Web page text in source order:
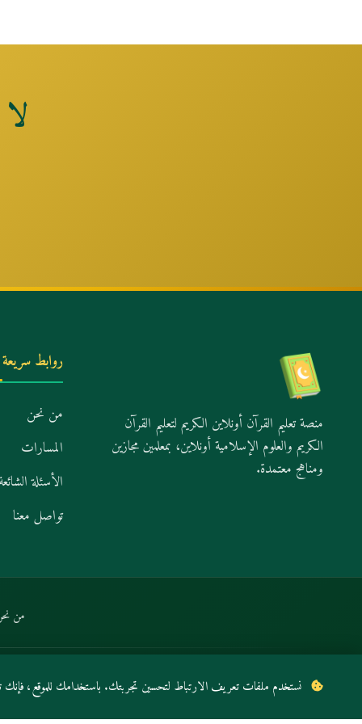
منصة تعليم القرآن أونلاين الكريم لتعليم القرآن
الكريم والعلوم الإسلامية أونلاين، بمعلمين مجازين
ومناهج معتمدة.
روابط سريعة
من نحن
المسارات
الأسئلة
تواصل معنا
من
© 2026 أكاديمية القرآن ويب ل تحفيظ القران عن بعد. جميع الحقوق محفوظة. نستخدم ملفات تعريف الارتباط لتحسين تجربتك. باستخدامك للموقع، فإنك